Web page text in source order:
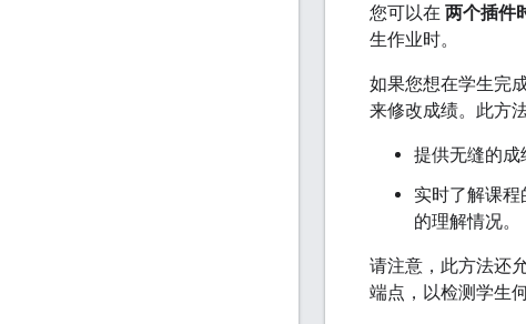
您可以在 两个插件
生作业时。
如果您想在学生完
来修改成绩。此方
提供无缝的成
实时了解课
的理解情况。
请注意，此方法还
端点，以检测学生